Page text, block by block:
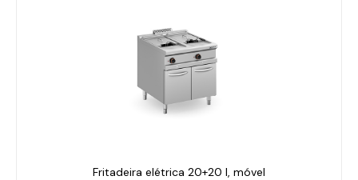
Fritadeira elétrica 20+20 l, móvel